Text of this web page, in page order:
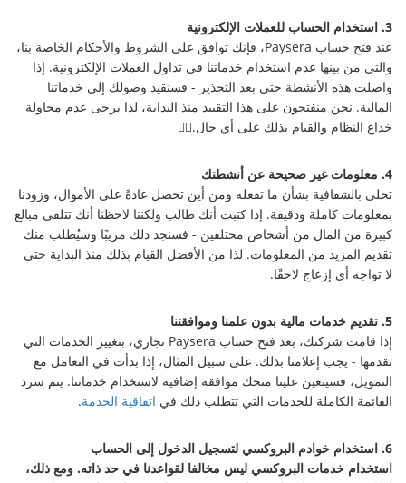
3. استخدام الحساب للعملات الإلكترونية
عند فتح حساب Paysera، فإنك توافق على الشروط والأحكام الخاصة بنا،
والتي من بينها عدم استخدام خدماتنا في تداول العملات الإلكترونية. إذا
واصلت هذه الأنشطة حتى بعد التحذير - فسنقيد وصولك إلى خدماتنا
المالية. نحن منفتحون على هذا التقييد منذ البداية، لذا يرجى عدم محاولة
خداع النظام والقيام بذلك على أي حال.🕵️‍♀️
4. معلومات غير صحيحة عن أنشطتك
تحلى بالشفافية بشأن ما تفعله ومن أين تحصل عادةً على الأموال، وزودنا
بمعلومات كاملة ودقيقة. إذا كتبت أنك طالب ولكننا لاحظنا أنك تتلقى مبالغ
كبيرة من المال من أشخاص مختلفين - فسنجد ذلك مريبًا وسيُطلب منك
تقديم المزيد من المعلومات. لذا من الأفضل القيام بذلك منذ البداية حتى
لا تواجه أي إزعاج لاحقًا.
5. تقديم خدمات مالية بدون علمنا وموافقتنا
إذا قامت شركتك، بعد فتح حساب Paysera تجاري، بتغيير الخدمات التي
تقدمها - يجب إعلامنا بذلك. على سبيل المثال، إذا بدأت في التعامل مع
التمويل، فسيتعين علينا منحك موافقة إضافية لاستخدام خدماتنا. يتم سرد
القائمة الكاملة للخدمات التي تتطلب ذلك في اتفاقية الخدمة.
6. استخدام خوادم البروكسي لتسجيل الدخول إلى الحساب
استخدام خدمات البروكسي ليس مخالفا لقواعدنا في حد ذاته. ومع ذلك،